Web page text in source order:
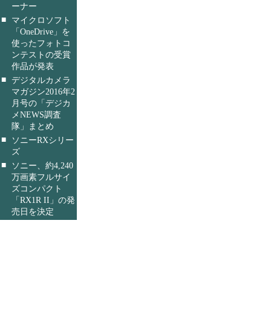
ーナー
■
マイクロソフト
「OneDrive」を
使ったフォトコ
ンテストの受賞
作品が発表
■ デジタルカメラ
マガジン2016年2
月号の「デジカ
メNEWS調査
隊」まとめ
■
ソニーRXシリー
ズ
■
ソニー、約4,240
万画素フルサイ
ズコンパクト
「RX1R II」の発
売日を決定